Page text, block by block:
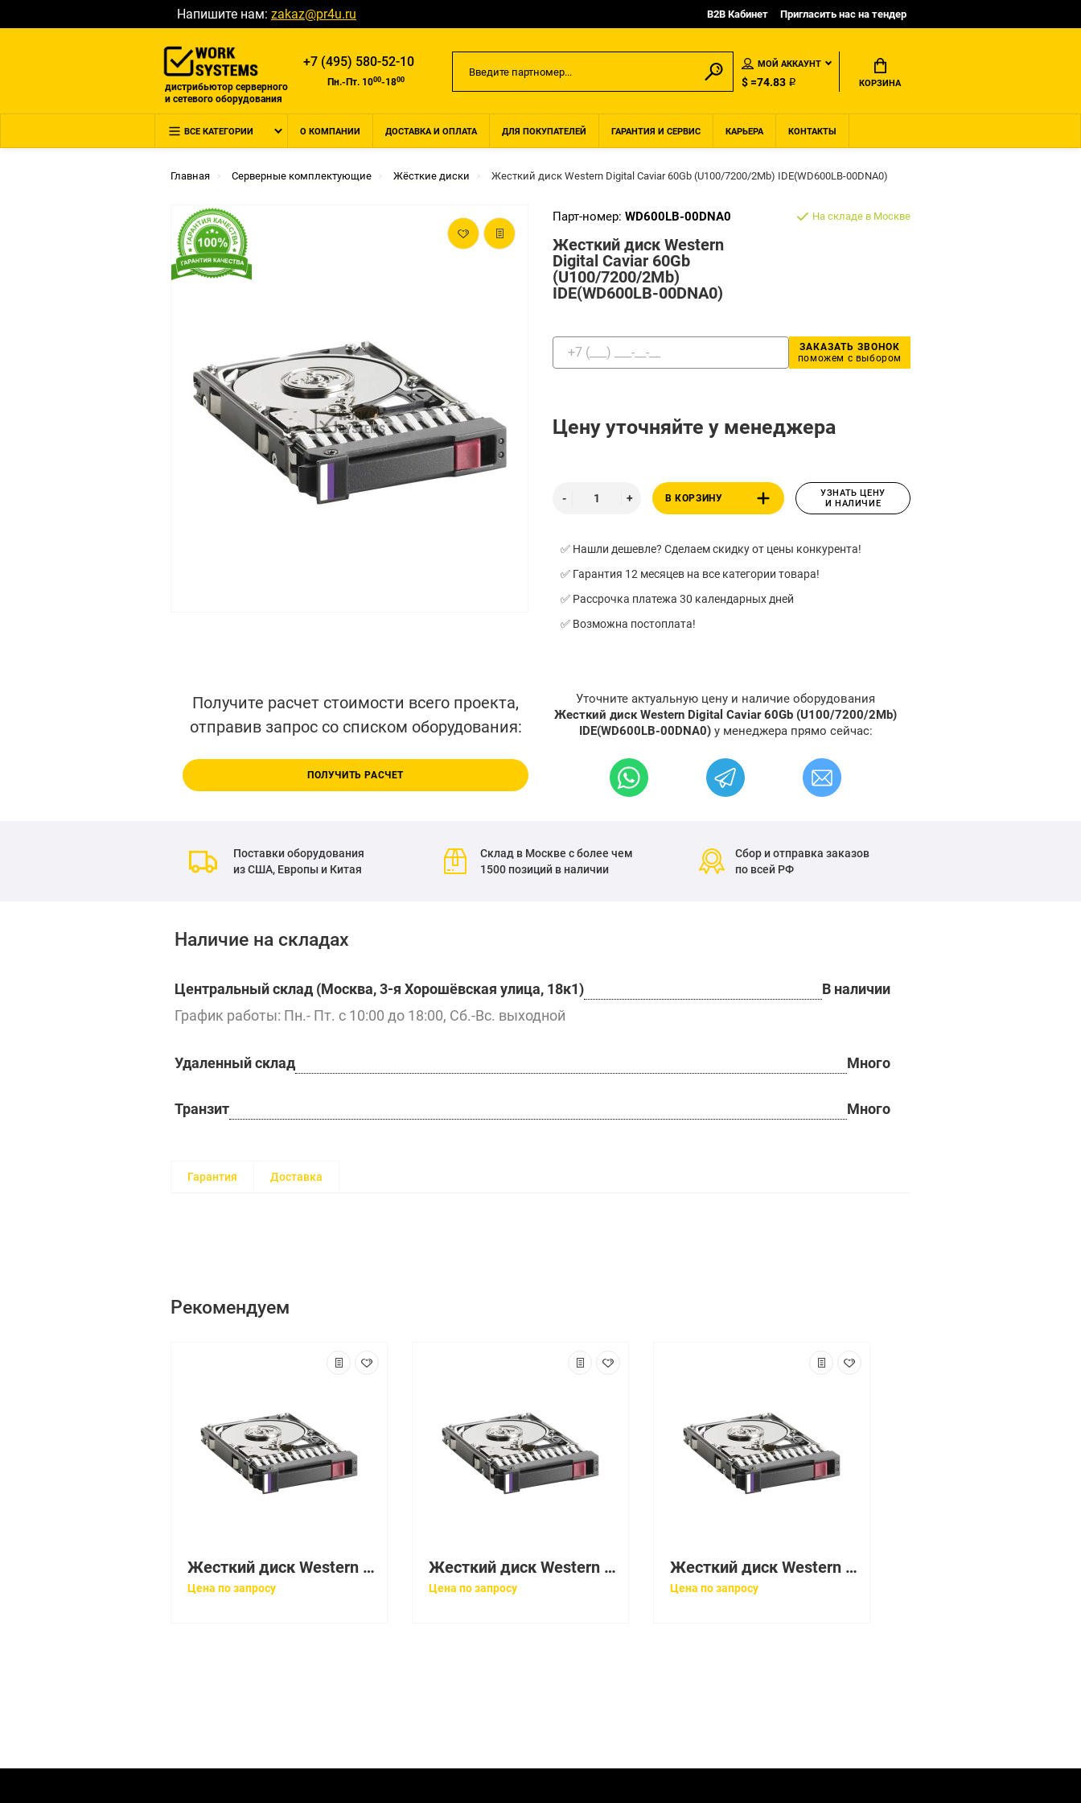
Напишите нам: zakaz@pr4u.ru B2B Кабинет Пригласить нас на тендер
дистрибьютор серверного
и сетевого оборудования
+7 (495) 580-52-10
Пн.-Пт. 1000-1800
МОЙ АККАУНТ
$ =74.83 ₽ КОРЗИНА
ВСЕ КАТЕГОРИИ О КОМПАНИИ ДОСТАВКА И ОПЛАТА ДЛЯ ПОКУПАТЕЛЕЙ ГАРАНТИЯ И СЕРВИС КАРЬЕРА КОНТАКТЫ
Главная Серверные комплектующие Жёсткие диски Жесткий диск Western Digital Caviar 60Gb (U100/7200/2Mb) IDE(WD600LB-00DNA0)
Парт-номер: WD600LB-00DNA0
Жесткий диск Western
Digital Caviar 60Gb
(U100/7200/2Mb)
IDE(WD600LB-00DNA0)
На складе в Москве
ЗАКАЗАТЬ ЗВОНОК
поможем с выбором
Цену уточняйте у менеджера
В КОРЗИНУ
УЗНАТЬ ЦЕНУ
И НАЛИЧИЕ
✅ Нашли дешевле? Сделаем скидку от цены конкурента!
✅ Гарантия 12 месяцев на все категории товара!
✅ Рассрочка платежа 30 календарных дней
✅ Возможна постоплата!
Получите расчет стоимости всего проекта,
отправив запрос со списком оборудования:
ПОЛУЧИТЬ РАСЧЕТ
Уточните актуальную цену и наличие оборудования
Жесткий диск Western Digital Caviar 60Gb (U100/7200/2Mb)
IDE(WD600LB-00DNA0) у менеджера прямо сейчас:
Поставки оборудования
из США, Европы и Китая
Склад в Москве с более чем
1500 позиций в наличии
Сбор и отправка заказов
по всей РФ
Наличие на складах
Центральный склад (Москва, 3-я Хорошёвская улица, 18к1)
В наличии
График работы: Пн.- Пт. с 10:00 до 18:00, Сб.-Вс. выходной
Удаленный склад Много
Транзит Много
Гарантия Доставка
Рекомендуем
Жесткий диск Western Digital Caviar 60Gb (U100/7200/2Mb) IDE(WD600LB-55DNA0)
Цена по запросу
Жесткий диск Western Digital Caviar 80Gb (U100/7200/2Mb) IDE(WD800LB-55DNA0)
Цена по запросу
Жесткий диск Western Digital Caviar 80Gb (U100/7200/2Mb) IDE(WD800LB-00DNA0)
Цена по запросу